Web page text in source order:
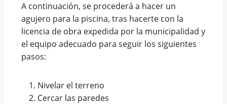
A continuación, se procederá a hacer un
agujero para la piscina, tras hacerte con la
licencia de obra expedida por la municipalidad y
el equipo adecuado para seguir los siguientes
pasos:
Nivelar el terreno
Cercar las paredes